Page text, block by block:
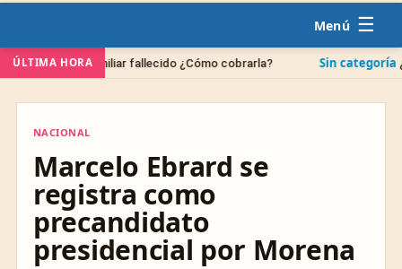
☰
ÚLTIMA HORA
un familiar fallecido ¿Cómo cobrarla? Sin categoría ¿Cuándo
NACIONAL
Marcelo Ebrard se
registra como
precandidato
presidencial por Morena